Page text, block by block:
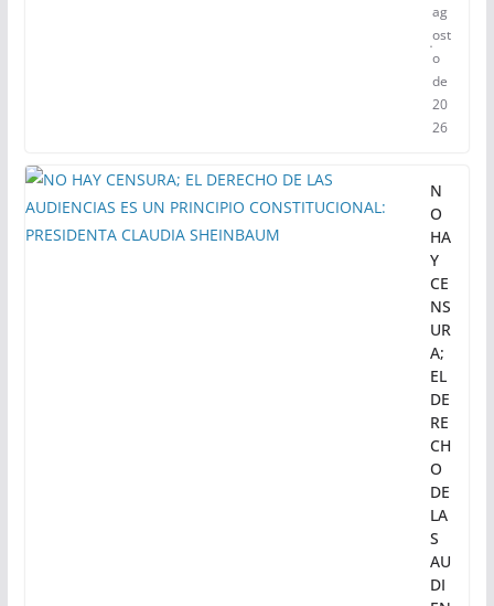
s
en
tie
nd
a
4
ost
o
de
20
26
N
O
HA
Y
CE
NS
UR
A;
EL
DE
RE